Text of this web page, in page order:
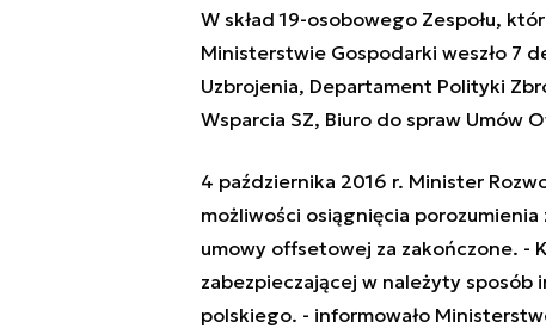
W skład 19-osobowego Zespołu,
Ministerstwie Gospodarki weszło 7
Uzbrojenia, Departament Polityki
Wsparcia SZ, Biuro do spraw Umów
4 października 2016 r. Minister
możliwości osiągnięcia
umowy offsetowej za zakończone. -
zabezpieczającej w należyty
polskiego. - informowało